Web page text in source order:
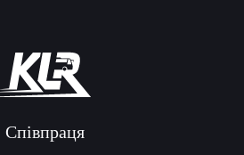
Співпраця